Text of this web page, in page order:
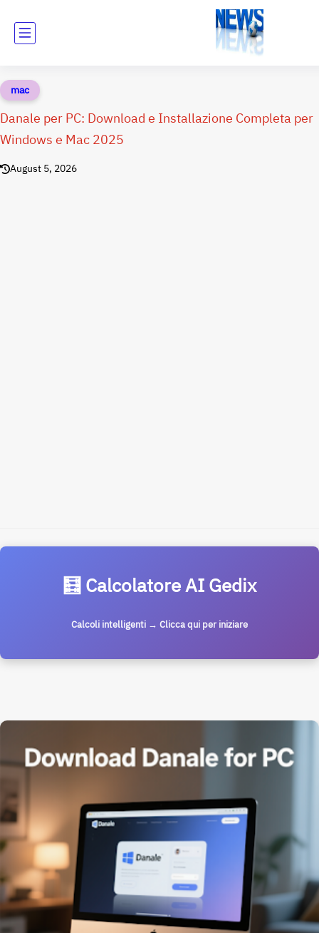
mac
Danale per PC: Download e Installazione Completa per
Windows e Mac 2025
August 5, 2026
🧮 Calcolatore AI Gedix
Calcoli intelligenti → Clicca qui per iniziare